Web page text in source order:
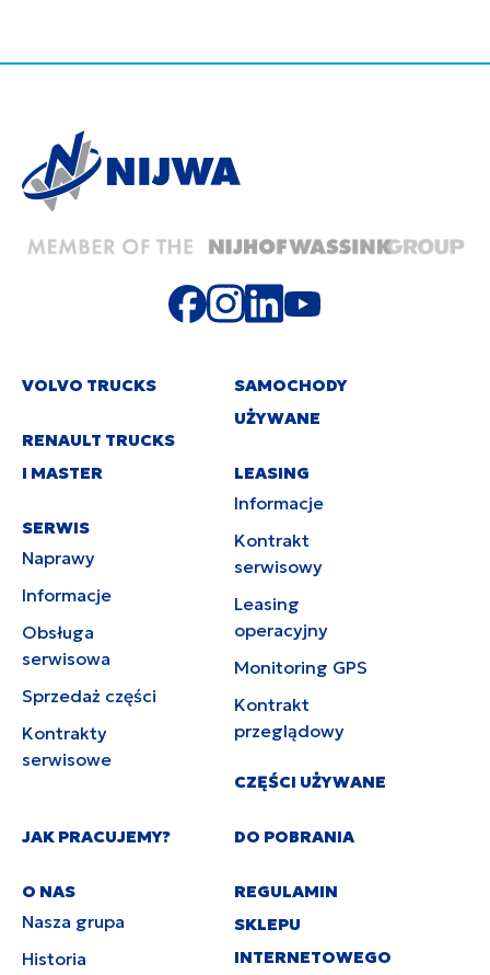
VOLVO TRUCKS
RENAULT TRUCKS
I MASTER
SERWIS
Naprawy
Informacje
Obsługa
serwisowa
Sprzedaż części
Kontrakty
serwisowe
SAMOCHODY
UŻYWANE
LEASING
Informacje
Kontrakt
serwisowy
Leasing
operacyjny
Monitoring GPS
Kontrakt
przeglądowy
CZĘŚCI UŻYWANE
JAK PRACUJEMY?
O NAS
Nasza grupa
Historia
DO POBRANIA
REGULAMIN
SKLEPU
INTERNETOWEGO